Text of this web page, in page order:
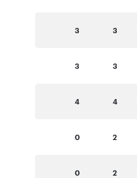
3 3
3 3
4 4
0 2
0 2